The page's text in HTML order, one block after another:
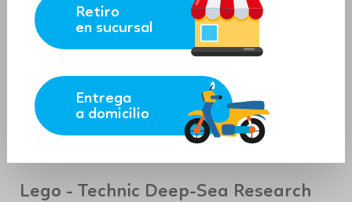
Retiro
en sucursal
Entrega
a domicilio
Lego - Technic Deep-Sea Research